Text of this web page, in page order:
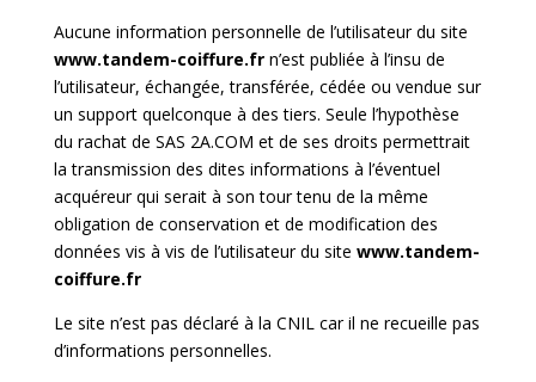
Aucune information personnelle de l’utilisateur du site
www.tandem-coiffure.frn’est publiée à l’insu de
l’utilisateur, échangée, transférée, cédée ou vendue sur
un support quelconque à des tiers. Seule l’hypothèse
du rachat de SAS 2A.COM et de ses droits permettrait
la transmission des dites informations à l’éventuel
acquéreur qui serait à son tour tenu de la même
obligation de conservation et de modification des
données vis à vis de l’utilisateur du site www.tandem-
coiffure.fr
Le site n’est pas déclaré à la CNIL car il ne recueille pas
d’informations personnelles.